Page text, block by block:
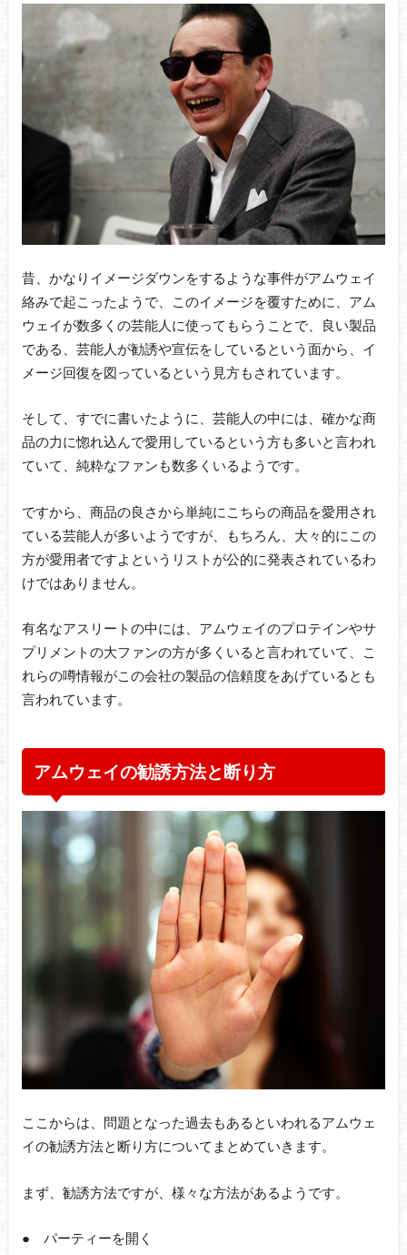
昔、かなりイメージダウンをするような事件がアムウェイ
絡みで起こったようで、このイメージを覆すために、アム
ウェイが数多くの芸能人に使ってもらうことで、良い製品
である、芸能人が勧誘や宣伝をしているという面から、イ
メージ回復を図っているという見方もされています。
そして、すでに書いたように、芸能人の中には、確かな商
品の力に惚れ込んで愛用しているという方も多いと言われ
ていて、純粋なファンも数多くいるようです。
ですから、商品の良さから単純にこちらの商品を愛用され
ている芸能人が多いようですが、もちろん、大々的にこの
方が愛用者ですよというリストが公的に発表されているわ
けではありません。
有名なアスリートの中には、アムウェイのプロテインやサ
プリメントの大ファンの方が多くいると言われていて、こ
れらの噂情報がこの会社の製品の信頼度をあげているとも
言われています。
アムウェイの勧誘方法と断り方
ここからは、問題となった過去もあるといわれるアムウェ
イの勧誘方法と断り方についてまとめていきます。
まず、勧誘方法ですが、様々な方法があるようです。
● パーティーを開く